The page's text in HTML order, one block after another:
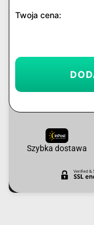
Twoja cena:
Szybka dostawa